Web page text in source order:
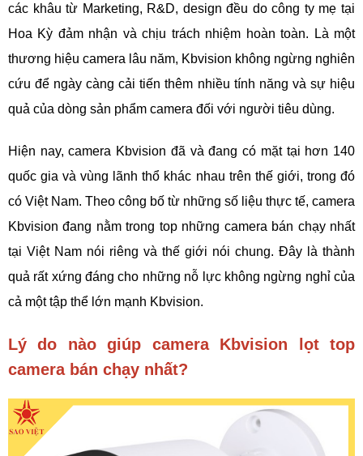
các khâu từ Marketing, R&D, design đều do công ty mẹ tại
Hoa Kỳ đảm nhận và chịu trách nhiệm hoàn toàn. Là một
thương hiệu camera lâu năm, Kbvision không ngừng nghiên
cứu để ngày càng cải tiến thêm nhiều tính năng và sự hiệu
quả của dòng sản phẩm camera đối với người tiêu dùng.
Hiện nay, camera Kbvision đã và đang có mặt tại hơn 140
quốc gia và vùng lãnh thổ khác nhau trên thế giới, trong đó
có Việt Nam. Theo công bố từ những số liệu thực tế, camera
Kbvision đang nằm trong top những camera bán chạy nhất
tại Việt Nam nói riêng và thế giới nói chung. Đây là thành
quả rất xứng đáng cho những nỗ lực không ngừng nghỉ của
cả một tập thể lớn mạnh Kbvision.
Lý do nào giúp camera Kbvision lọt top
camera bán chạy nhất?